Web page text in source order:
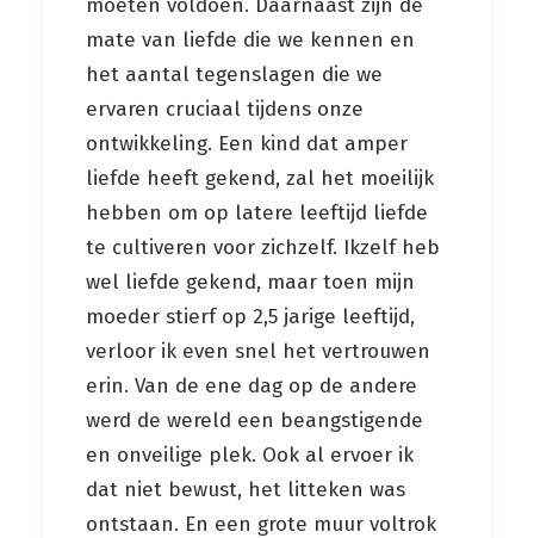
moeten voldoen. Daarnaast zijn de
mate van liefde die we kennen en
het aantal tegenslagen die we
ervaren cruciaal tijdens onze
ontwikkeling. Een kind dat amper
liefde heeft gekend, zal het moeilijk
hebben om op latere leeftijd liefde
te cultiveren voor zichzelf. Ikzelf heb
wel liefde gekend, maar toen mijn
moeder stierf op 2,5 jarige leeftijd,
verloor ik even snel het vertrouwen
erin. Van de ene dag op de andere
werd de wereld een beangstigende
en onveilige plek. Ook al ervoer ik
dat niet bewust, het litteken was
ontstaan. En een grote muur voltrok